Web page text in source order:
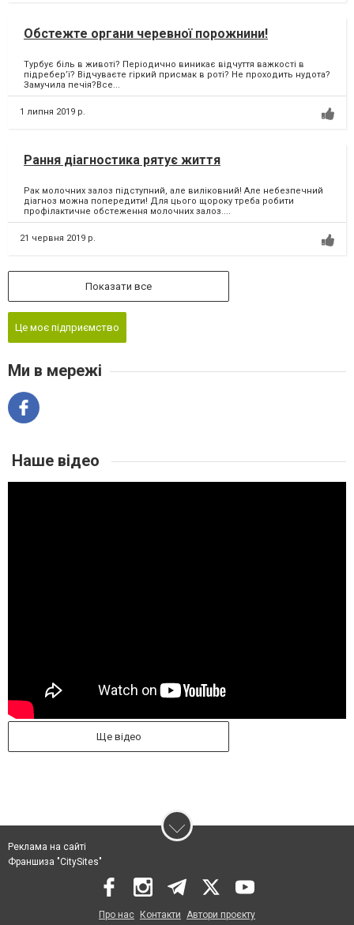
Обстежте органи черевної порожнини!
Турбує біль в животі? Періодично виникає відчуття важкості в
підребер’ї? Відчуваєте гіркий присмак в роті? Не проходить нудота?
Замучила печія?Все...
1 липня 2019 р.
Рання діагностика рятує життя
Рак молочних залоз підступний, але виліковний! Але небезпечний
діагноз можна попередити! Для цього щороку треба робити
профілактичне обстеження молочних залоз....
21 червня 2019 р.
Показати все
Це моє підприємство
Ми в мережі
Наше відео
Ще відео
Реклама на сайті
Франшиза "CitySites"
Про нас Контакти Автори проєкту